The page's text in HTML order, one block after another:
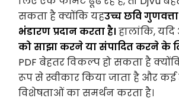
सकता है क्योंकि यहउच्च छवि
भंडारण प्रदान करता है। हालांकि,
को साझा करने या संपादित करने के
PDF बेहतर विकल्प हो सकता है
रूप से स्वीकार किया जाता है और
विशेषताओं का समर्थन करता है।